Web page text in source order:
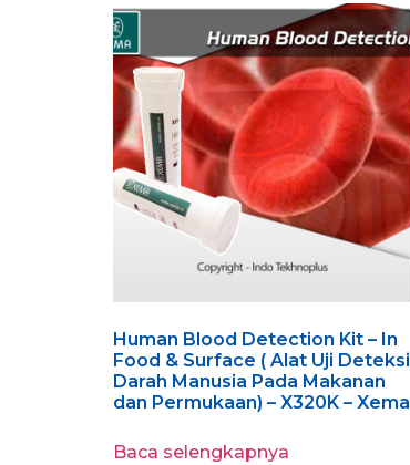
Human Blood Detection Kit – In
Food & Surface ( Alat Uji Deteksi
Darah Manusia Pada Makanan
dan Permukaan) – X320K – Xema
Baca selengkapnya